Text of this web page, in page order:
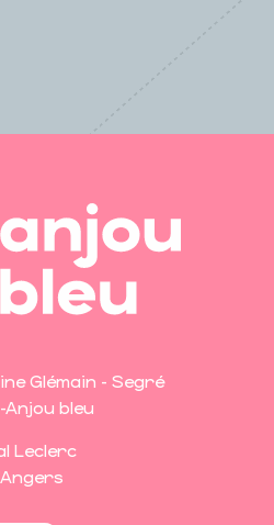
Glémain - Segré
bleu
Leclerc